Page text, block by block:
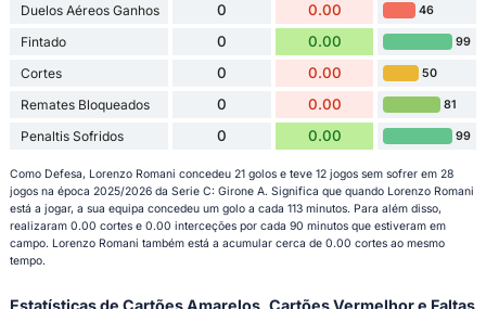
Duelos Aéreos Ganhos 0 0.00 46
Fintado 0 0.00 99
Cortes 0 0.00 50
Remates Bloqueados 0 0.00 81
Penaltis Sofridos 0 0.00 99
Como Defesa, Lorenzo Romani concedeu 21 golos e teve 12 jogos sem sofrer em 28
jogos na época 2025/2026 da Serie C: Girone A. Significa que quando Lorenzo Romani
está a jogar, a sua equipa concedeu um golo a cada 113 minutos. Para além disso,
realizaram 0.00 cortes e 0.00 interceções por cada 90 minutos que estiveram em
campo. Lorenzo Romani também está a acumular cerca de 0.00 cortes ao mesmo
tempo.
Estatísticas de Cartões Amarelos, Cartões Vermelhor e Faltas